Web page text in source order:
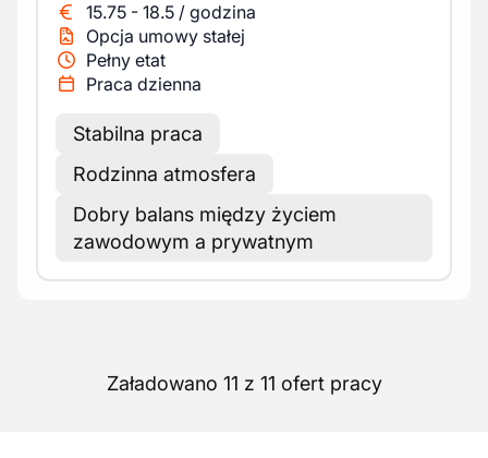
15.75 - 18.5 / godzina
Opcja umowy stałej
Pełny etat
Praca dzienna
Stabilna praca
Rodzinna atmosfera
Dobry balans między życiem
zawodowym a prywatnym
Załadowano 11 z 11 ofert pracy